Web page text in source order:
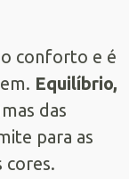
conforto e é
Equilíbrio,
das
para as
cores.